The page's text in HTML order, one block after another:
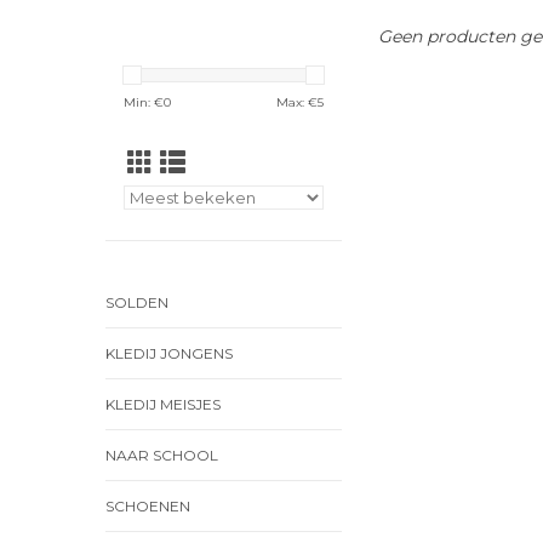
Min: €0 Max: €5
SOLDEN
KLEDIJ JONGENS
KLEDIJ MEISJES
NAAR SCHOOL
SCHOENEN
Geen producten